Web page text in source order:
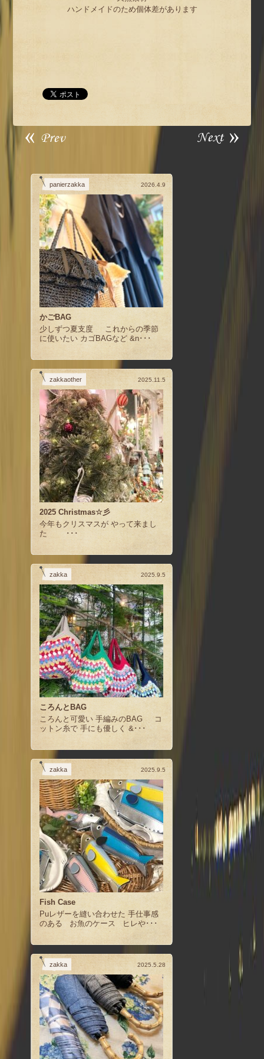
ハンドメイドのため個体差があります
panierzakka 2026.4.9
かごBAG
少しずつ夏支度 これからの季節
に使いたい カゴBAGなど &n･･･
zakkaother 2025.11.5
2025 Christmas☆彡
今年もクリスマスが やって来まし
た ･･･
zakka 2025.9.5
ころんとBAG
ころんと可愛い 手編みのBAG コ
ットン糸で 手にも優しく &･･･
zakka 2025.9.5
Fish Case
Puレザーを縫い合わせた 手仕事感
のある お魚のケース ヒレや･･･
zakka 2025.5.28